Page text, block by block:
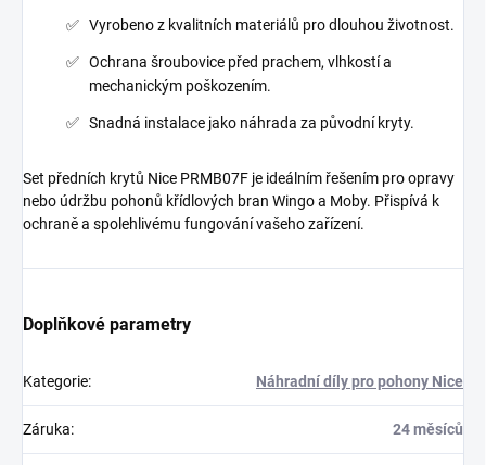
Vyrobeno z kvalitních materiálů pro dlouhou životnost.
Ochrana šroubovice před prachem, vlhkostí a
mechanickým poškozením.
Snadná instalace jako náhrada za původní kryty.
Set předních krytů Nice PRMB07F je ideálním řešením pro opravy
nebo údržbu pohonů křídlových bran Wingo a Moby. Přispívá k
ochraně a spolehlivému fungování vašeho zařízení.
Doplňkové parametry
Kategorie: Náhradní díly pro pohony Nice
Záruka: 24 měsíců